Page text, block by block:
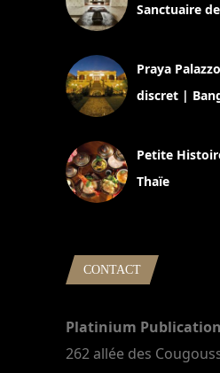
Sanctuaire
Praya
discret |
Petite
Thaïe
CONTACT
Platinium
262 allée des